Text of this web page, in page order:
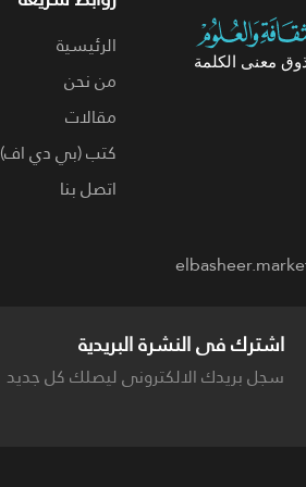
الرئيسية
من نحن
مقالات
كتب (بي دي اف)
اتصل بنا
اشترك فى النشرة البريدية
سجل بريدك الالكترونى ليصلك كل جديد